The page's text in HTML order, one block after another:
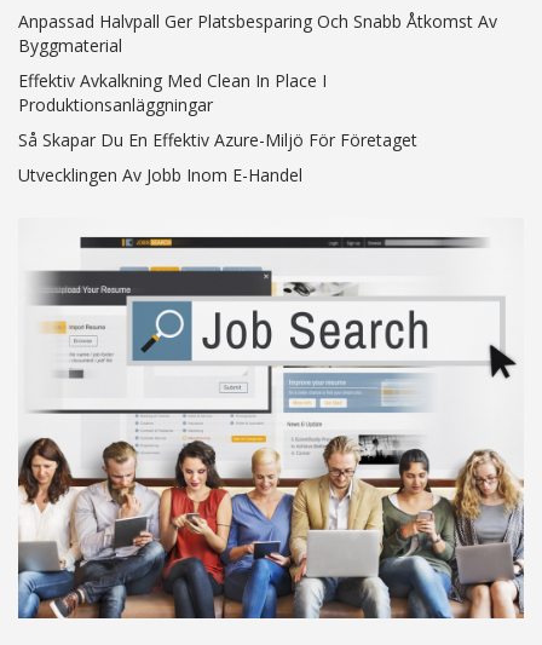
Anpassad Halvpall Ger Platsbesparing Och Snabb Åtkomst Av
Byggmaterial
Effektiv Avkalkning Med Clean In Place I
Produktionsanläggningar
Så Skapar Du En Effektiv Azure-Miljö För Företaget
Utvecklingen Av Jobb Inom E-Handel